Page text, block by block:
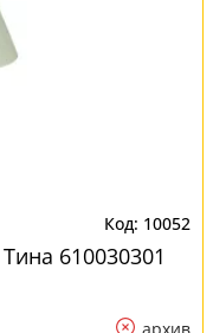
10052
610030301